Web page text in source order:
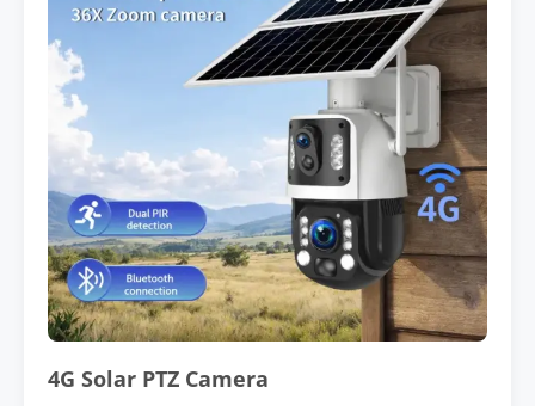
4G Solar PTZ Camera